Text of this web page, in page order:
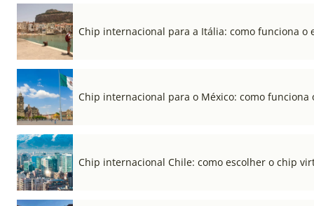
Chip internacional para a Itália: como funciona o
Chip internacional para o México: como funciona
Chip internacional Chile: como escolher o chip